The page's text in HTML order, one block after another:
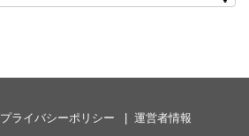
プライバシーポリシー
運営者情報